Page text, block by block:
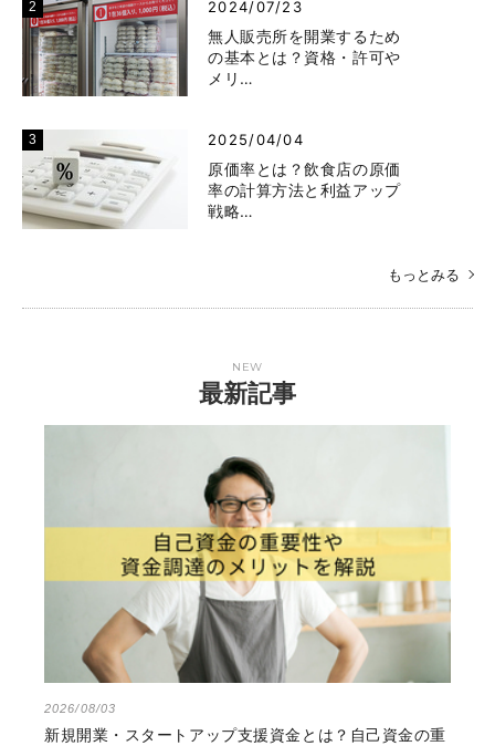
2024/07/23
無人販売所を開業するため
の基本とは？資格・許可や
メリ…
2025/04/04
原価率とは？飲食店の原価
率の計算方法と利益アップ
戦略…
もっとみる
NEW
最新記事
2026/08/03
新規開業・スタートアップ支援資金とは？自己資金の重